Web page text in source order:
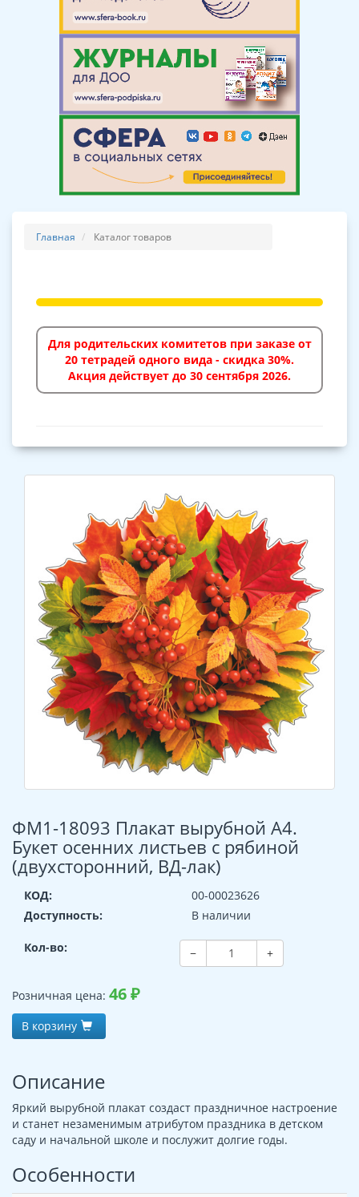
Главная Каталог товаров
Для родительских комитетов при заказе от
20 тетрадей одного вида - скидка 30%.
Акция действует до 30 сентября 2026.
ФМ1-18093 Плакат вырубной А4.
Букет осенних листьев с рябиной
(двухсторонний, ВД-лак)
КОД:
00-00023626
Доступность:
В наличии
Кол-во: − +
Розничная цена: 46₽
В корзину
Описание
Яркий вырубной плакат создаст праздничное настроение
и станет незаменимым атрибутом праздника в детском
саду и начальной школе и послужит долгие годы.
Особенности